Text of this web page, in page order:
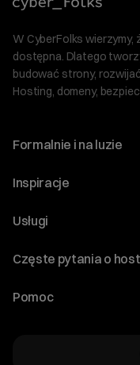
W CyberFolks
dostępna. Dlatego
budować strony,
Hosting, domeny,
Formalnie i na luzie
O nas
Program Korzyści dla
Regulaminy i
Inspiracje
Blog
WordPress
Audyt stron
Usługi
Domeny
Hosting dla
Częste pytania o
Jak przenieść stronę?
Pomoc